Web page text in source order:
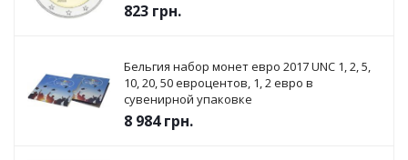
823 грн.
Бельгия набор монет евро 2017 UNC 1, 2, 5,
10, 20, 50 евроцентов, 1, 2 евро в
сувенирной упаковке
8 984грн.